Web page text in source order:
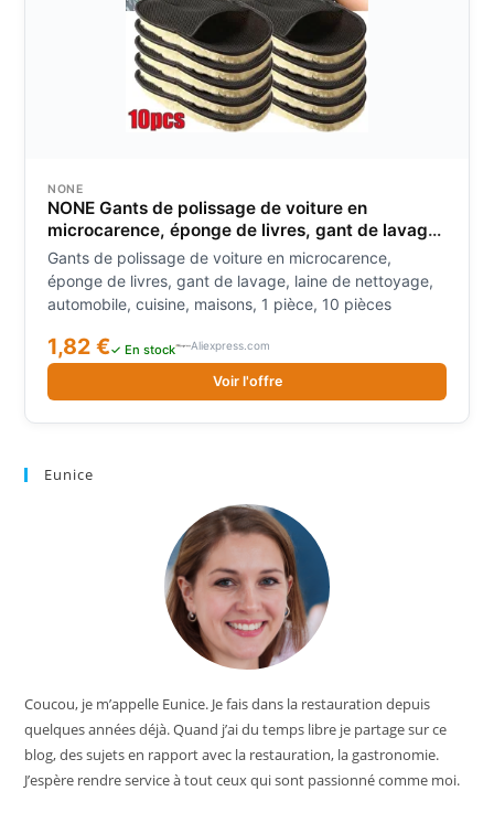
NONE
NONE Gants de polissage de voiture en
microcarence, éponge de livres, gant de lavage,
laine de nettoyage, automobile, cuisine,
maisons, 1 pièce, 10 pièces
Gants de polissage de voiture en microcarence,
éponge de livres, gant de lavage, laine de nettoyage,
automobile, cuisine, maisons, 1 pièce, 10 pièces
1,82 €✓ En stock Aliexpress.com
Voir l'offre
Eunice
Coucou, je m’appelle Eunice. Je fais dans la restauration depuis
quelques années déjà. Quand j’ai du temps libre je partage sur ce
blog, des sujets en rapport avec la restauration, la gastronomie.
J’espère rendre service à tout ceux qui sont passionné comme moi.